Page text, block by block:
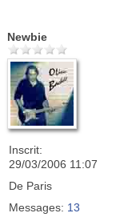
Newbie
Inscrit:
29/03/2006 11:07
De Paris
Messages: 13